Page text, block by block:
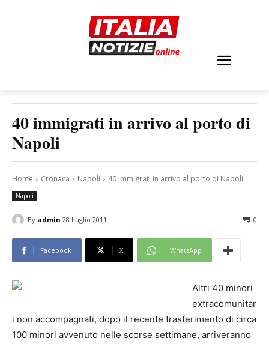
40 immigrati in arrivo al porto di
Napoli
Home Cronaca Napoli 40 immigrati in arrivo al porto di Napoli
Napoli
By admin 28 Luglio 2011 0
Facebook X WhatsApp
Altri 40 minori
extracomunitar
i non accompagnati, dopo il recente trasferimento di circa
100 minori avvenuto nelle scorse settimane, arriveranno